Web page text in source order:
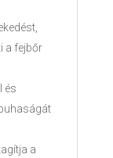
a fejbőr
és
a